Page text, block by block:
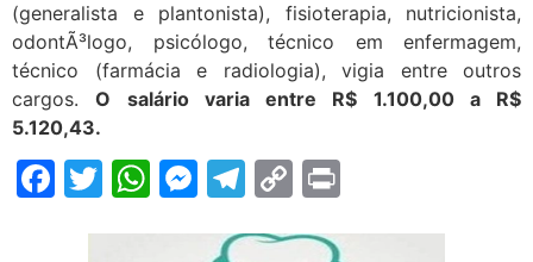
(generalista e plantonista), fisioterapia, nutricionista,
odontÃ³logo, psicólogo, técnico em enfermagem,
técnico (farmácia e radiologia), vigia entre outros
cargos.O salário varia entre R$ 1.100,00 a R$
5.120,43.
Facebook
Twitter
WhatsApp
Messenger
Telegram
Copy